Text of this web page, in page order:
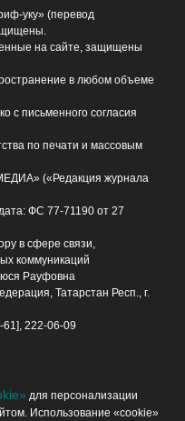
уку» (перевод
на сайте, защищены
в любом объеме
с письменного согласия
по печати и массовым
(«Редакция журнала
ФС 77-71190 от 27
в сфере связи,
коммуникаций
Рауфовна
Татарстан Респ., г.
222-06-09
для персонализации
Использование «cookie»